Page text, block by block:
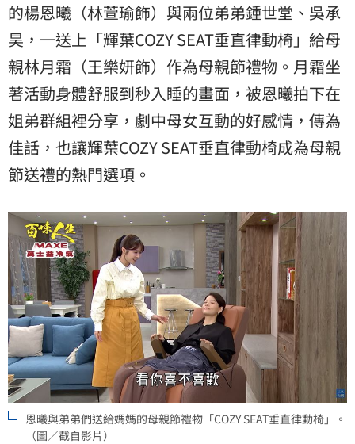
的楊恩曦（林萱瑜飾）與兩位弟弟鍾世堂、吳承
昊，一送上「輝葉COZY SEAT垂直律動椅」給母
親林月霜（王樂妍飾）作為母親節禮物。月霜坐
著活動身體舒服到秒入睡的畫面，被恩曦拍下在
姐弟群組裡分享，劇中母女互動的好感情，傳為
佳話，也讓輝葉COZY SEAT垂直律動椅成為母親
節送禮的熱門選項。
恩曦與弟弟們送給媽媽的母親節禮物「COZY SEAT垂直律動椅」。
（圖／截自影片）